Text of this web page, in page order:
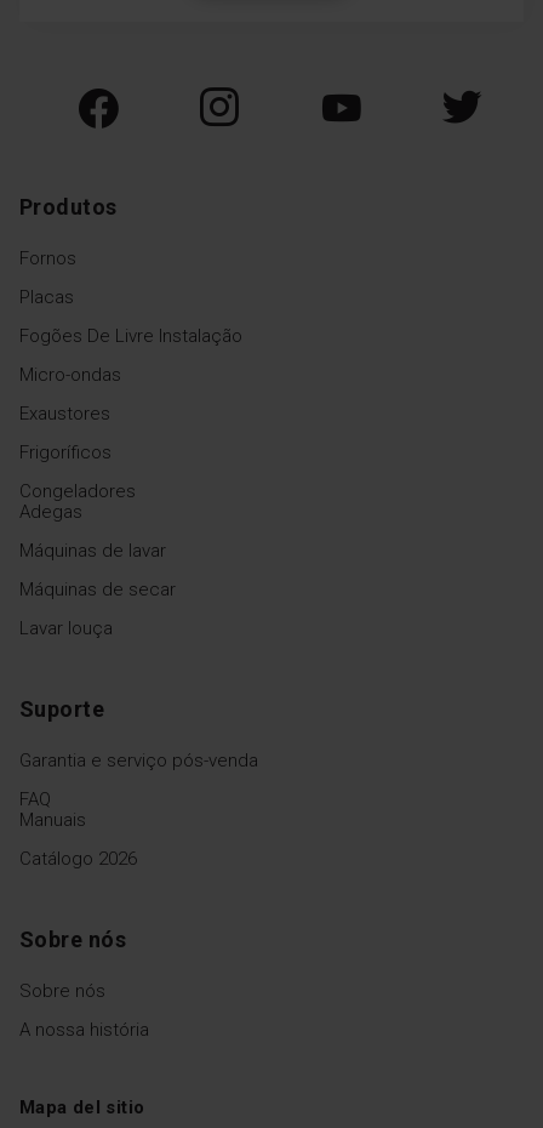
Produtos
Fornos
Placas
Fogões De Livre Instalação
Micro-ondas
Exaustores
Frigoríficos
Congeladores
Adegas
Máquinas de lavar
Máquinas de secar
Lavar louça
Suporte
Garantia e serviço pós-venda
FAQ
Manuais
Catálogo 2026
Sobre nós
Sobre nós
A nossa história
Mapa del sitio